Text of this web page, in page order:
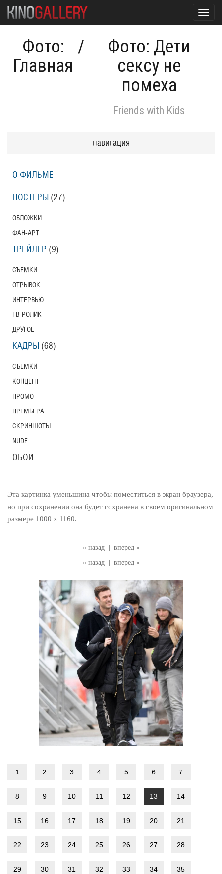
Фото:
Главная
/
Фото: Дети
сексу не
помеха
Friends with Kids
« назад
вперед »
« назад
вперед »
Эта картинка уменьшина чтобы поместиться в экран браузера,
но при сохранении она будет сохранена в своем оригинальном
размере 1000 x 1160.
1 2 3 4 5 6 7
8 9 10 11 12 13 14
15 16 17 18 19 20 21
22 23 24 25 26 27 28
29 30 31 32 33 34 35
навигация
О ФИЛЬМЕ
ПОСТЕРЫ (27)
ОБЛОЖКИ
ФАН-АРТ
ТРЕЙЛЕР (9)
СЪЕМКИ
ОТРЫВОК
ИНТЕРВЬЮ
ТВ-РОЛИК
ДРУГОЕ
КАДРЫ (68)
СЪЕМКИ
КОНЦЕПТ
ПРОМО
ПРЕМЬЕРА
СКРИНШОТЫ
NUDE
ОБОИ